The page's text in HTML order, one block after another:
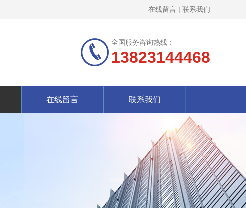
在线留言 | 联系我们
全国服务咨询热线：
13823144468
在线留言 联系我们